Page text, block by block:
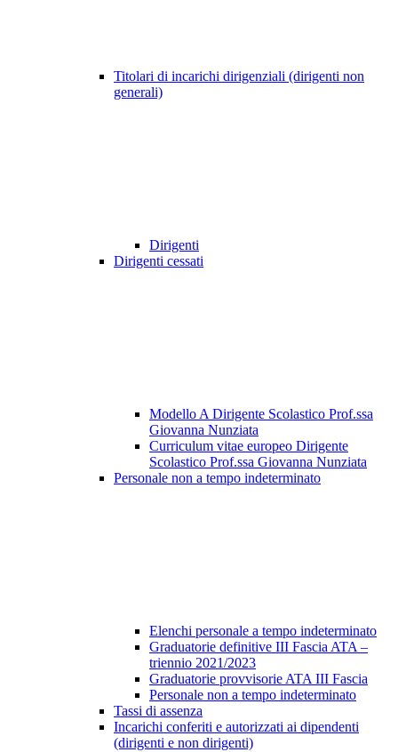
Titolari di incarichi dirigenziali (dirigenti non
generali)
Dirigenti
Dirigenti cessati
Modello A Dirigente Scolastico Prof.ssa
Giovanna Nunziata
Curriculum vitae europeo Dirigente
Scolastico Prof.ssa Giovanna Nunziata
Personale non a tempo indeterminato
Elenchi personale a tempo indeterminato
Graduatorie definitive III Fascia ATA –
triennio 2021/2023
Graduatorie provvisorie ATA III Fascia
Personale non a tempo indeterminato
Tassi di assenza
Incarichi conferiti e autorizzati ai dipendenti
(dirigenti e non dirigenti)